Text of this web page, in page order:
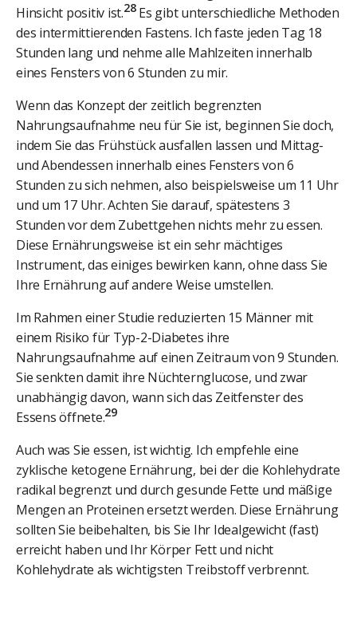
Hinsicht positiv ist.28Es gibt unterschiedliche Methoden
des intermittierenden Fastens. Ich faste jeden Tag 18
Stunden lang und nehme alle Mahlzeiten innerhalb
eines Fensters von 6 Stunden zu mir.
Wenn das Konzept der zeitlich begrenzten
Nahrungsaufnahme neu für Sie ist, beginnen Sie doch,
indem Sie das Frühstück ausfallen lassen und Mittag-
und Abendessen innerhalb eines Fensters von 6
Stunden zu sich nehmen, also beispielsweise um 11 Uhr
und um 17 Uhr. Achten Sie darauf, spätestens 3
Stunden vor dem Zubettgehen nichts mehr zu essen.
Diese Ernährungsweise ist ein sehr mächtiges
Instrument, das einiges bewirken kann, ohne dass Sie
Ihre Ernährung auf andere Weise umstellen.
Im Rahmen einer Studie reduzierten 15 Männer mit
einem Risiko für Typ-2-Diabetes ihre
Nahrungsaufnahme auf einen Zeitraum von 9 Stunden.
Sie senkten damit ihre Nüchternglucose, und zwar
unabhängig davon, wann sich das Zeitfenster des
Essens öffnete.29
Auch was Sie essen, ist wichtig. Ich empfehle eine
zyklische ketogene Ernährung, bei der die Kohlehydrate
radikal begrenzt und durch gesunde Fette und mäßige
Mengen an Proteinen ersetzt werden. Diese Ernährung
sollten Sie beibehalten, bis Sie Ihr Idealgewicht (fast)
erreicht haben und Ihr Körper Fett und nicht
Kohlehydrate als wichtigsten Treibstoff verbrennt.